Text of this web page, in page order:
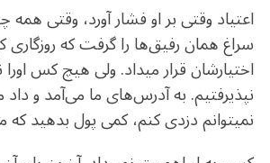
اعتیاد وقتی بر او فشار آورد، وقتی
سراغ همان رفیق‌ها را گرفت که
اختیارشان قرار میداد. ولی هیچ کس
نپذیرفتیم. به آدرس‌های ما می‌آمد و داد
نمیتوانم دزدی کنم، کمی پول بدهید که